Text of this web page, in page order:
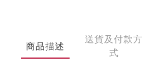
商品描述
送貨及付款方
式